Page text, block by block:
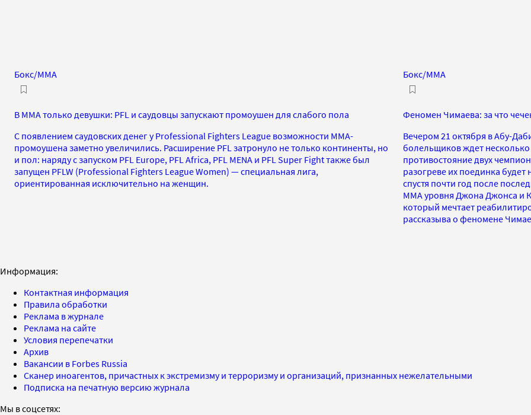
Бокс/MMA
В ММА только девушки: PFL и саудовцы запускают промоушен для слабого пола
С появлением саудовских денег у Professional Fighters League возможности ММА-
промоушена заметно увеличились. Расширение PFL затронуло не только континенты, но
и пол: наряду с запуском PFL Europe, PFL Africa, PFL MENA и PFL Super Fight также был
запущен PFLW (Professional Fighters League Women) — специальная лига,
ориентированная исключительно на женщин.
Бокс/MMA
Феномен Чимаева: за что
Вечером 21 октября в Абу-
болельщиков ждет
противостояние двух
разогреве их поединка
спустя почти год после
ММА уровня Джона Джонса и
который мечтает
рассказыва о феномене
Информация:
Контактная информация
Правила обработки
Реклама в журнале
Реклама на сайте
Условия перепечатки
Архив
Вакансии в Forbes Russia
Сканер иноагентов, причастных к экстремизму и терроризму и организаций, признанных нежелательными
Подписка на печатную версию журнала
Мы в соцсетях: